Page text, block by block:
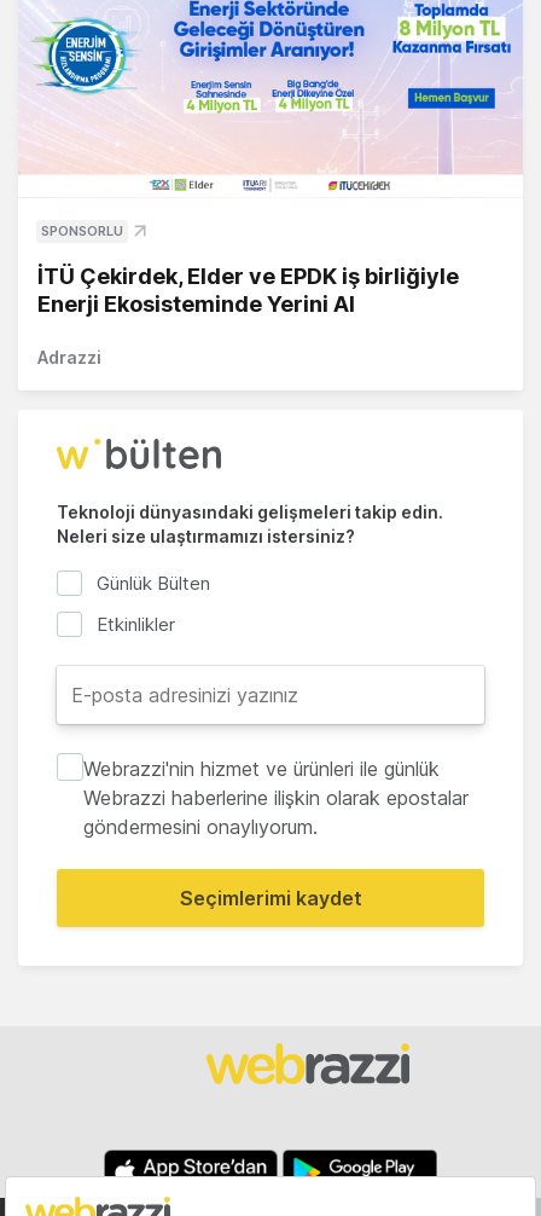
SPONSORLU
İTÜ Çekirdek, Elder ve EPDK iş birliğiyle
Enerji Ekosisteminde Yerini Al
Adrazzi
Teknoloji dünyasındaki gelişmeleri takip edin.
Neleri size ulaştırmamızı istersiniz?
Günlük Bülten
Etkinlikler
Webrazzi'nin hizmet ve ürünleri ile günlük
Webrazzi haberlerine ilişkin olarak epostalar
göndermesini onaylıyorum.
Seçimlerimi kaydet